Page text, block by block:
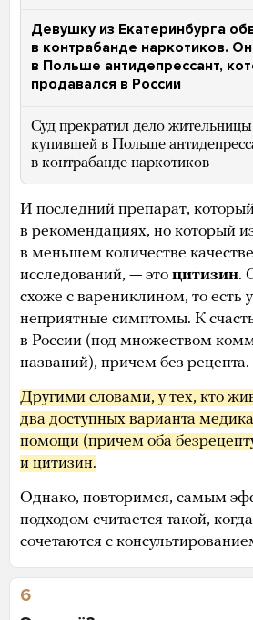
Девушку из Екатеринбурга
в контрабанде наркотиков.
в Польше антидепрессант,
продавался в России
Суд прекратил дело жительницы
купившей в Польше
в контрабанде наркотиков
И последний препарат,
в рекомендациях, но который
в меньшем количестве
исследований, — это цитизин.
схоже с варениклином, то есть
неприятные симптомы. К
в России (под множеством
названий), причем без рецепта.
Другими словами, у тех, кто
два доступных варианта
помощи (причем оба
и цитизин.
Однако, повторимся, самым
подходом считается такой,
сочетаются с
6